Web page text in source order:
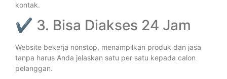
kontak.
✔ 3. Bisa Diakses 24 Jam
Website bekerja nonstop, menampilkan produk dan jasa
tanpa harus Anda jelaskan satu per satu kepada calon
pelanggan.